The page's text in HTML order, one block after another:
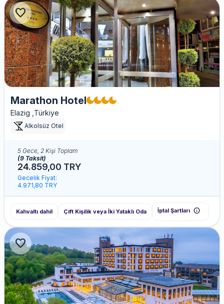
favorite
Marathon Hotel
Elazig ,Türkiye
Alkolsüz Otel
5 Gece, 2 Kişi Toplam
(9 Taksit)
24.859,00 TRY
Gecelik Fiyat:
4.971,80 TRY
Kahvaltı dahil Çift Kişilik veya İki Yataklı Oda İptal Şartları info
favorite